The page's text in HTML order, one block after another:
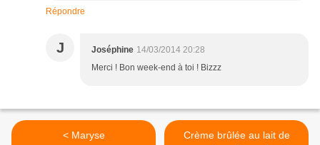
Répondre
J Joséphine 14/03/2014 20:28
Merci ! Bon week-end à toi ! Bizzz
< Maryse
Crème brûlée au lait de